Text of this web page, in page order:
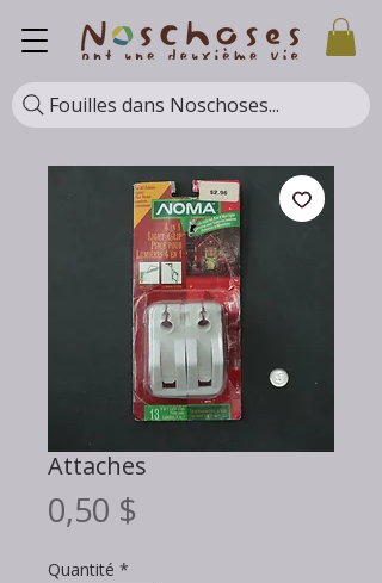
Fouilles dans Noschoses...
Attaches
0,50 $
Quantité *